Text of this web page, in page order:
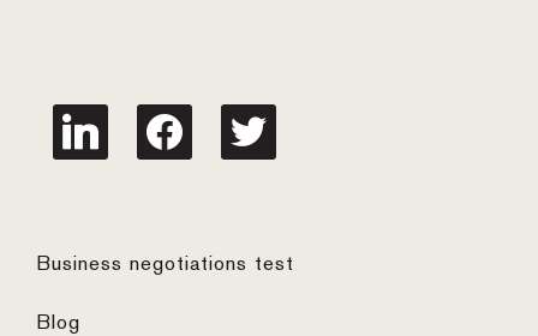
linkedin facebook twitter
Business negotiations test
Blog